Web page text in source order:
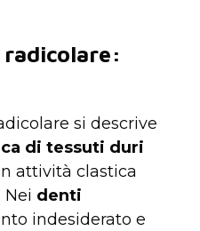
si descrive
di tessuti duri
attività clastica
denti
indesiderato e